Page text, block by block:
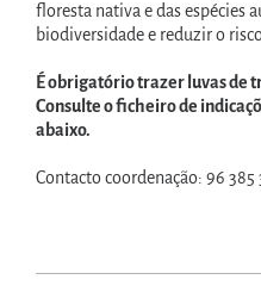
floresta nativa e das espécies
biodiversidade e reduzir o
É obrigatório trazer luvas de
Consulte o ficheiro de
abaixo.
Contacto coordenação: 96 385